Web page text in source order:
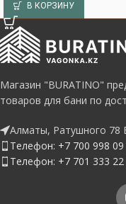
В КОРЗИНУ
Магазин "BURATINO"
товаров для бани по
Алматы, Ратушного 78
Телефон: +7 700 998 09
Телефон: +7 701 333 22